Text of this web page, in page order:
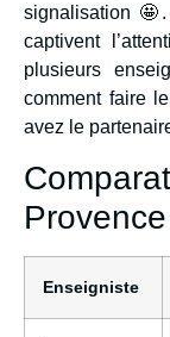
signalisation
captivent
plusieurs
comment faire
avez le
Provence
Enseigniste